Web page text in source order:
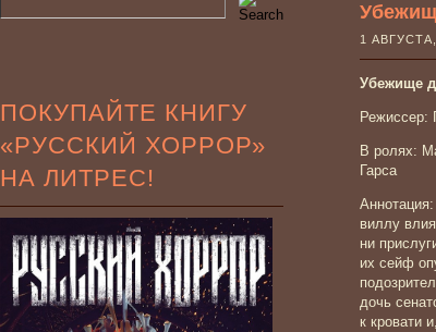
ПОКУПАЙТЕ КНИГУ
«РУССКИЙ ХОРРОР»
НА ЛИТРЕС!
1
Убежище
Режиссер:
В ролях:
Гарса
виллу
ни
их сейф
дочь
к кровати